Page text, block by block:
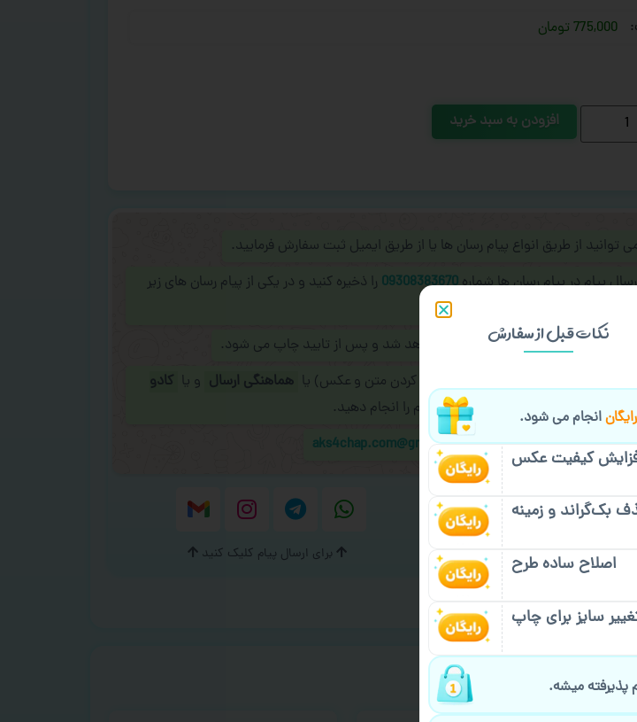
775,000 تومان
افزودن به سبد خرید
توانید از طریق انواع پیام رسان ها یا از طریق ایمیل ثبت سفارش فرمایید.
پیام در پیام رسان ها شماره09308383670 را ذخیره کنید و در یکی از پیام رسان های زیر
نهایی قبل از چاپ برای شما ارسال خواهد شد و پس از تایید چاپ می شود.
(اضافه کردن متن و عکس) یا هماهنگی ارسال و یا کادو
سفارش با اپراتو عکسچاپ هماهنگی لازم را انجام دهید.
جهت ثبت یا پیگیری سفارش:aks4chap.com@gmail.com
برای ارسال پیام کلیک کنید
از سفارش گیری
نکات قبل از سفارش
رایگانانجام می شود.
کیفیت عکس
بک‌گراند و زمینه
اصلاح ساده طرح
سایز برای چاپ
پذیرفته میشه.